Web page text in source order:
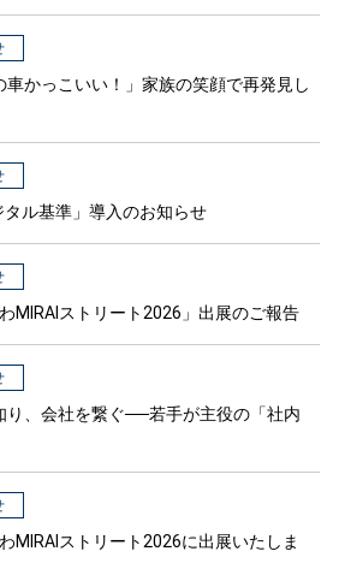
車かっこいい！」家族の笑顔で再発見し
ル基準」導入のお知らせ
MIRAIストリート2026」出展のご報告
り、会社を繋ぐ──若手が主役の「社内
MIRAIストリート2026に出展いたしま